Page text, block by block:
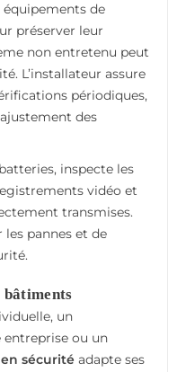
équipements de
préserver leur
non entretenu peut
L’installateur assure
périodiques,
des
inspecte les
vidéo et
transmises.
pannes et de
un
ou un
sécurité adapte ses